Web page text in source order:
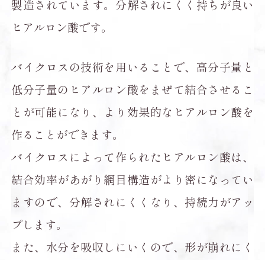
製造されています。分解されにくく持ちが良い
ヒアルロン酸です。
バイクロスの技術を用いることで、高分子量と
低分子量のヒアルロン酸をまぜて結合させるこ
とが可能になり、より効果的なヒアルロン酸を
作ることができます。
バイクロスによって作られたヒアルロン酸は、
結合効率があがり網目構造がより密になってい
ますので、分解されにくくなり、持続力がアッ
プします。
また、水分を吸収しにいくので、形が崩れにく